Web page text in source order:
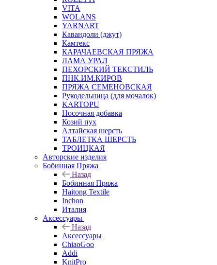
VITA
WOLANS
YARNART
Кавандоли (джут)
Камтекс
КАРАЧАЕВСКАЯ ПРЯЖА
ЛАМА УРАЛ
ПЕХОРСКИЙ ТЕКСТИЛЬ
ПНК.ИМ.КИРОВ
ПРЯЖА СЕМЕНОВСКАЯ
Рукодельница (для мочалок)
KARTOPU
Носочная добавка
Козий пух
Алтайская шерсть
ТАБЛЕTКА ШЕРСТЬ
ТРОИЦКАЯ
Авторские изделия
Бобинная Пряжа
Назад
Бобинная Пряжа
Haitong Textilе
Inchon
Италия
Аксессуары
Назад
Аксессуары
ChiaoGoo
Addi
KnitPro